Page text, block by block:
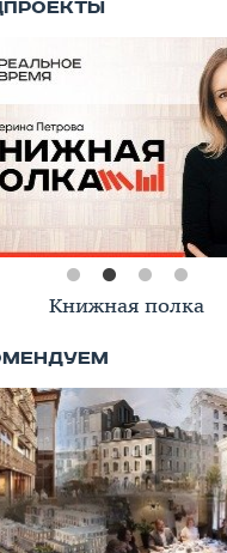
Книжная полка